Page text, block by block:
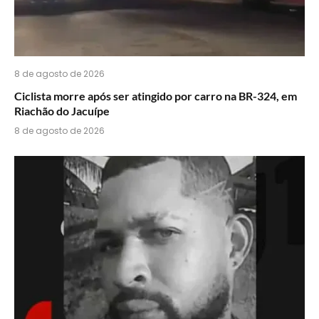
8 de agosto de 2026
Ciclista morre após ser atingido por carro na BR-324, em
Riachão do Jacuípe
8 de agosto de 2026